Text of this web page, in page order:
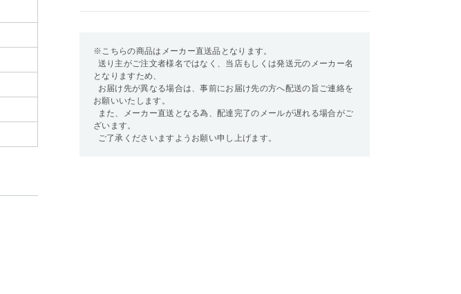
※こちらの商品はメーカー直送品となります。
送り主がご注文者様名ではなく、当店もしくは発送元のメーカー名
となりますため、
お届け先が異なる場合は、事前にお届け先の方へ配送の旨ご連絡を
お願いいたします。
また、メーカー直送となる為、配達完了のメールが遅れる場合がご
ざいます。
ご了承くださいますようお願い申し上げます。